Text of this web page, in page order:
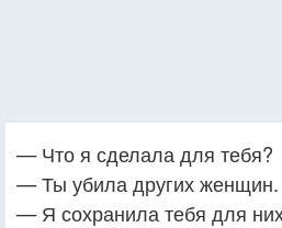
— Что я сделала для тебя?
— Ты убила других женщин.
— Я сохранила тебя для